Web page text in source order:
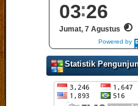
Powered by
03 26
Jumat, 7 Agustus
Statistik